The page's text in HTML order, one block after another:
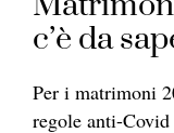
c’è da
Per i matrimoni
regole anti-